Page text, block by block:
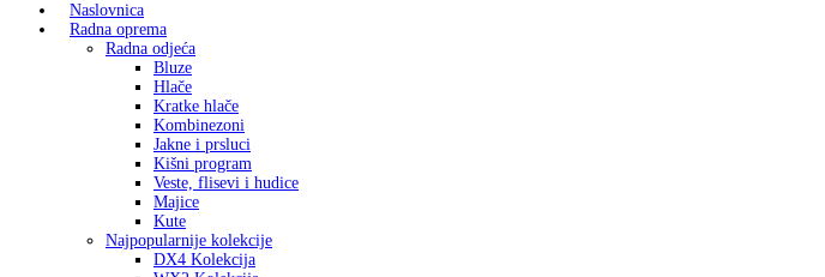
Naslovnica
Radna oprema
Radna odjeća
Bluze
Hlače
Kratke hlače
Kombinezoni
Jakne i prsluci
Kišni program
Veste, flisevi i hudice
Majice
Kute
Najpopularnije kolekcije
DX4 Kolekcija